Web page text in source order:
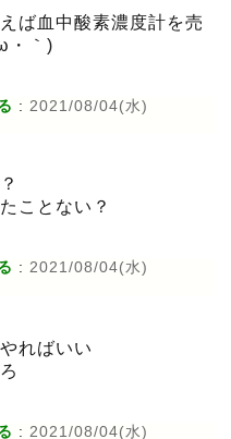
ば血中酸素濃度計を売
・｀)
: 2021/08/04(水)
ことない？
: 2021/08/04(水)
ればいい
: 2021/08/04(水)